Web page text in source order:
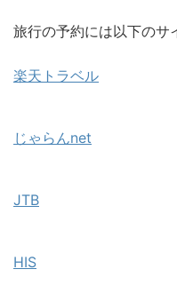
旅行の予約には以下のサ
楽天トラベル
じゃらんnet
JTB
HIS